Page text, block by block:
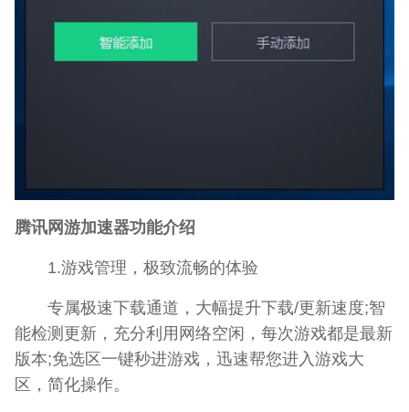
腾讯网游加速器功能介绍
1.游戏管理，极致流畅的体验
专属极速下载通道，大幅提升下载/更新速度;智
能检测更新，充分利用网络空闲，每次游戏都是最新
版本;免选区一键秒进游戏，迅速帮您进入游戏大
区，简化操作。